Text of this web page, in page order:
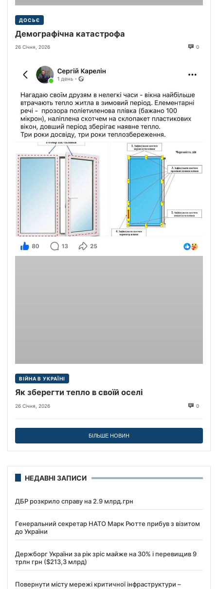
ДОСЬЄ
Демографічна катастрофа
26 Січня, 2026 0
ВІЙНА В УКРАЇНІ
Як зберегти тепло в своїй оселі
26 Січня, 2026 0
БІЛЬШЕ НОВИН
НЕДАВНІ ЗАПИСИ
ДБР розкрило справу на 2.9 млрд.грн
Генеральний секретар НАТО Марк Рютте прибув з візитом
до України
Держборг України за рік зріс майже на 30% і перевищив 9
трлн грн ($213,3 млрд)
Повернути місту мережі критичної інфраструктури –